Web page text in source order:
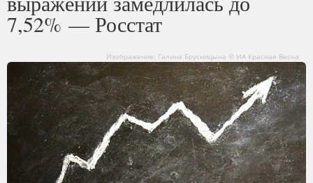
7,52% — Росстат
Изображение: Галина Брусницына © ИА Красная Весна